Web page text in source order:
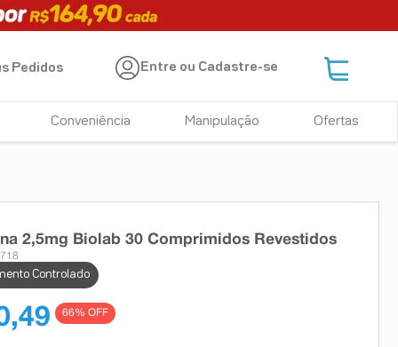
Pedidos Entre ou Cadastre-se
Conveniência Manipulação Ofertas
2,5mg Biolab 30 Comprimidos Revestidos
Controlado
66% OFF